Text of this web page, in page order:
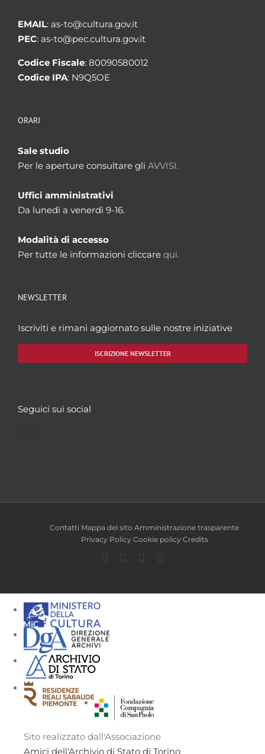
EMAIL: as-to@cultura.gov.it
PEC: as-to@pec.cultura.gov.it
Codice Fiscale: 80090580012
Codice IPA: N9Q5OE
ORARI
Sale studio
Per le aperture consultare gli AVVISI.
Uffici amministrativi
Da lunedì a venerdì 9-16.
Modalità di accesso
Per tutte le informazioni cliccare qui.
NEWSLETTER
Iscriviti e rimani aggiornato sulle nostre iniziative
ISCRIZIONE NEWSLETTER
Seguici sui social
Contatti Mappa del sito Amministrazione trasparente
Privacy Policy Cookie policy Credits
Facebook
TwitterYouTube
Sito realizzato dall'Associazione
Amici dell'Archivio di Stato di Torino